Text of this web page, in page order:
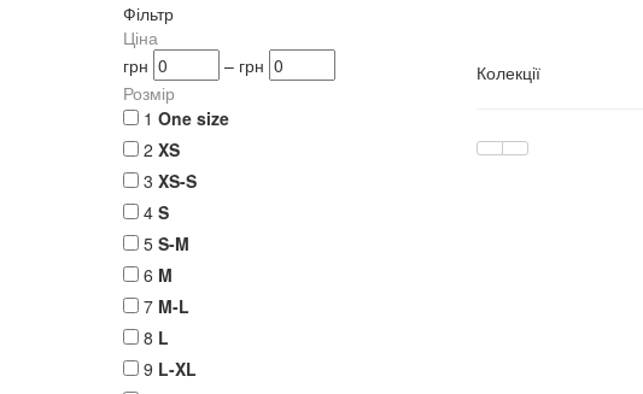
Фільтр
Ціна
грн
– грн
Розмір
1 One size
2 XS
3 XS-S
4 S
5 S-M
6 M
7 M-L
8 L
9 L-XL
Колекції